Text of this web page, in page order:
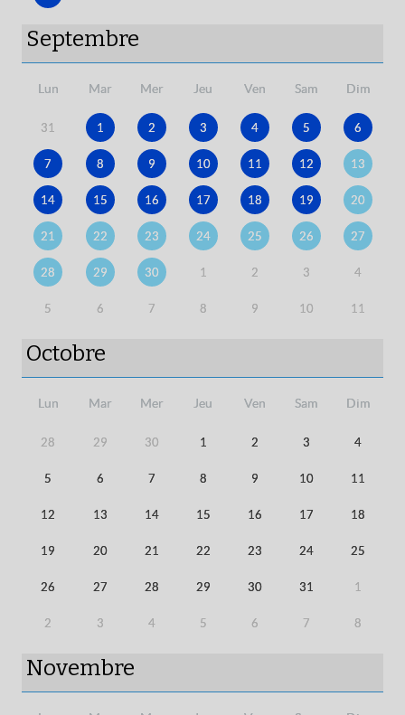
Septembre
Lun Mar Mer Jeu Ven Sam Dim
31 1 2 3 4 5 6
7 8 9 10 11 12 13
14 15 16 17 18 19 20
21 22 23 24 25 26 27
28 29 30 1 2 3 4
5 6 7 8 9 10 11
Octobre
Lun Mar Mer Jeu Ven Sam Dim
28 29 30 1 2 3 4
5 6 7 8 9 10 11
12 13 14 15 16 17 18
19 20 21 22 23 24 25
26 27 28 29 30 31 1
2 3 4 5 6 7 8
Novembre